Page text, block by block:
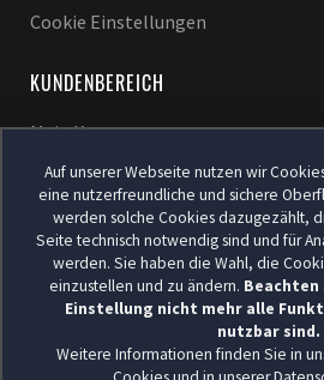
Cookie Einstellungen
KUNDENBEREICH
Mein Konto
Mein Warenkorb
Kasse / Bezahlung
Bestellhistorie
Vertrag
Auf unserer Webseite nutzen wir
eine nutzerfreundliche und sichere
werden solche Cookies dazugezählt,
Seite technisch notwendig sind und für
werden. Sie haben die Wahl, die
einzustellen und zu ändern. Beachten
Einstellung nicht mehr alle
nutzbar sind.
Weitere Informationen finden Sie in